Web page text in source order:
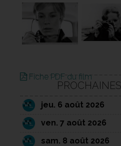
Fiche PDF du film
jeu. 6 août 2026
ven. 7 août 2026
sam. 8 août 2026